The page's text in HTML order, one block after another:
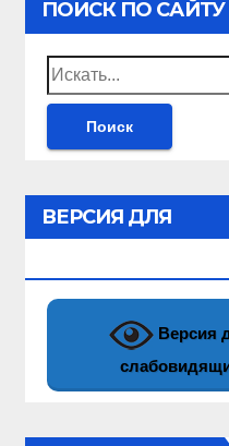
ПОИСК ПО САЙТУ
Найти:
ВЕРСИЯ ДЛЯ
Версия